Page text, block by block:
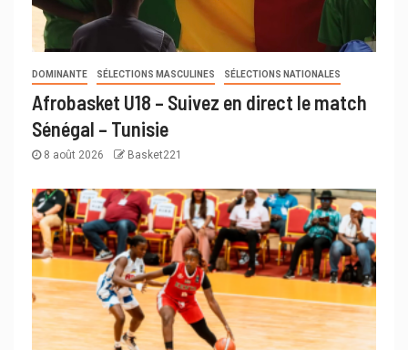
DOMINANTE SÉLECTIONS MASCULINES SÉLECTIONS NATIONALES
Afrobasket U18 – Suivez en direct le match
Sénégal – Tunisie
8 août 2026 Basket221